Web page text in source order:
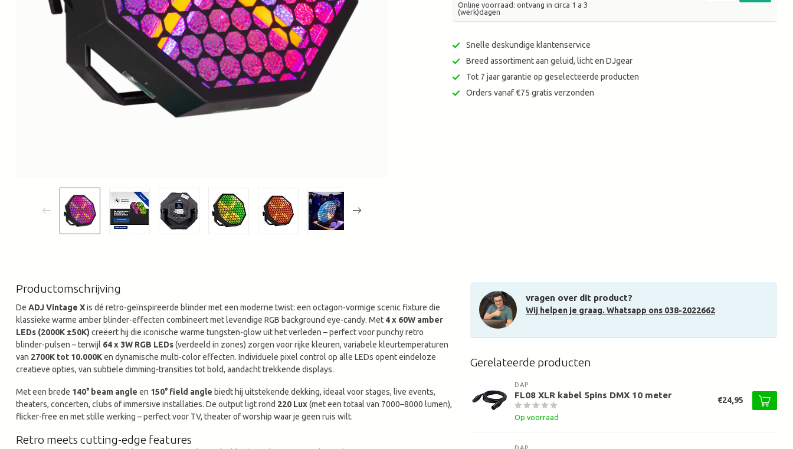
Online voorraad: ontvang in circa 1 a 3
(werk)dagen
Snelle deskundige klantenservice
Breed assortiment aan geluid, licht en DJgear
Tot 7 jaar garantie op geselecteerde producten
Orders vanaf €75 gratis verzonden
Productomschrijving
De ADJ Vintage X is dé retro-geïnspireerde blinder met een moderne twist: een octagon-vormige scenic fixture die
klassieke warme amber blinder-effecten combineert met levendige RGB background eye-candy. Met 4 x 60W amber
LEDs (2000K ±50K) creëert hij die iconische warme tungsten-glow uit het verleden – perfect voor punchy retro
blinder-pulsen – terwijl 64 x 3W RGB LEDs (verdeeld in zones) zorgen voor rijke kleuren, variabele kleurtemperaturen
van 2700K tot 10.000K en dynamische multi-color effecten. Individuele pixel control op alle LEDs opent eindeloze
creatieve opties, van subtiele dimming-transities tot bold, aandacht trekkende displays.
Met een brede 140° beam angle en 150° field angle biedt hij uitstekende dekking, ideaal voor stages, live events,
theaters, concerten, clubs of immersive installaties. De output ligt rond 220 Lux (met een totaal van 7000–8000 lumen),
flicker-free en met stille werking – perfect voor TV, theater of worship waar je geen ruis wilt.
Retro meets cutting-edge features
vragen over dit product?
Wij helpen je graag. Whatsapp ons 038-2022662
Gerelateerde producten
DAP
FL08 XLR kabel 5pins DMX 10 meter
Op voorraad
€24,95